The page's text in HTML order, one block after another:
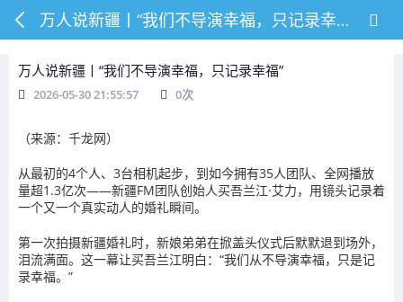
万人说新疆丨“我们不导演幸福，只记录幸福”
万人说新疆丨“我们不导演幸福，只记录幸福”
2026-05-30 21:55:57 0次
（来源：千龙网）
从最初的4个人、3台相机起步，到如今拥有35人团队、全网播放
量超1.3亿次——新疆FM团队创始人买吾兰江·艾力，用镜头记录着
一个又一个真实动人的婚礼瞬间。
第一次拍摄新疆婚礼时，新娘弟弟在掀盖头仪式后默默退到场外，
泪流满面。这一幕让买吾兰江明白：“我们从不导演幸福，只是记
录幸福。”